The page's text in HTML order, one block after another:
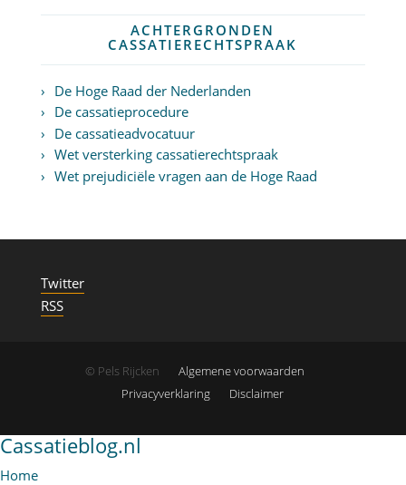
ACHTERGRONDEN
CASSATIERECHTSPRAAK
De Hoge Raad der Nederlanden
De cassatieprocedure
De cassatieadvocatuur
Wet versterking cassatierechtspraak
Wet prejudiciële vragen aan de Hoge Raad
Twitter
RSS
© Pels Rijcken
Algemene voorwaarden
Privacyverklaring
Disclaimer
Cassatieblog.nl
Home